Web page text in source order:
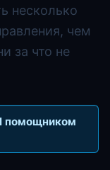
несколько
чем
за что не
помощником